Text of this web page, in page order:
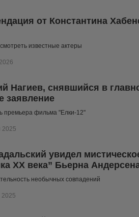
от Константина
известные актеры
Нагиев, снявшийся в
заявление
премьера фильма "Елки-12"
2025
увидел
XX века” Бьерна
необычных совпадений
2025